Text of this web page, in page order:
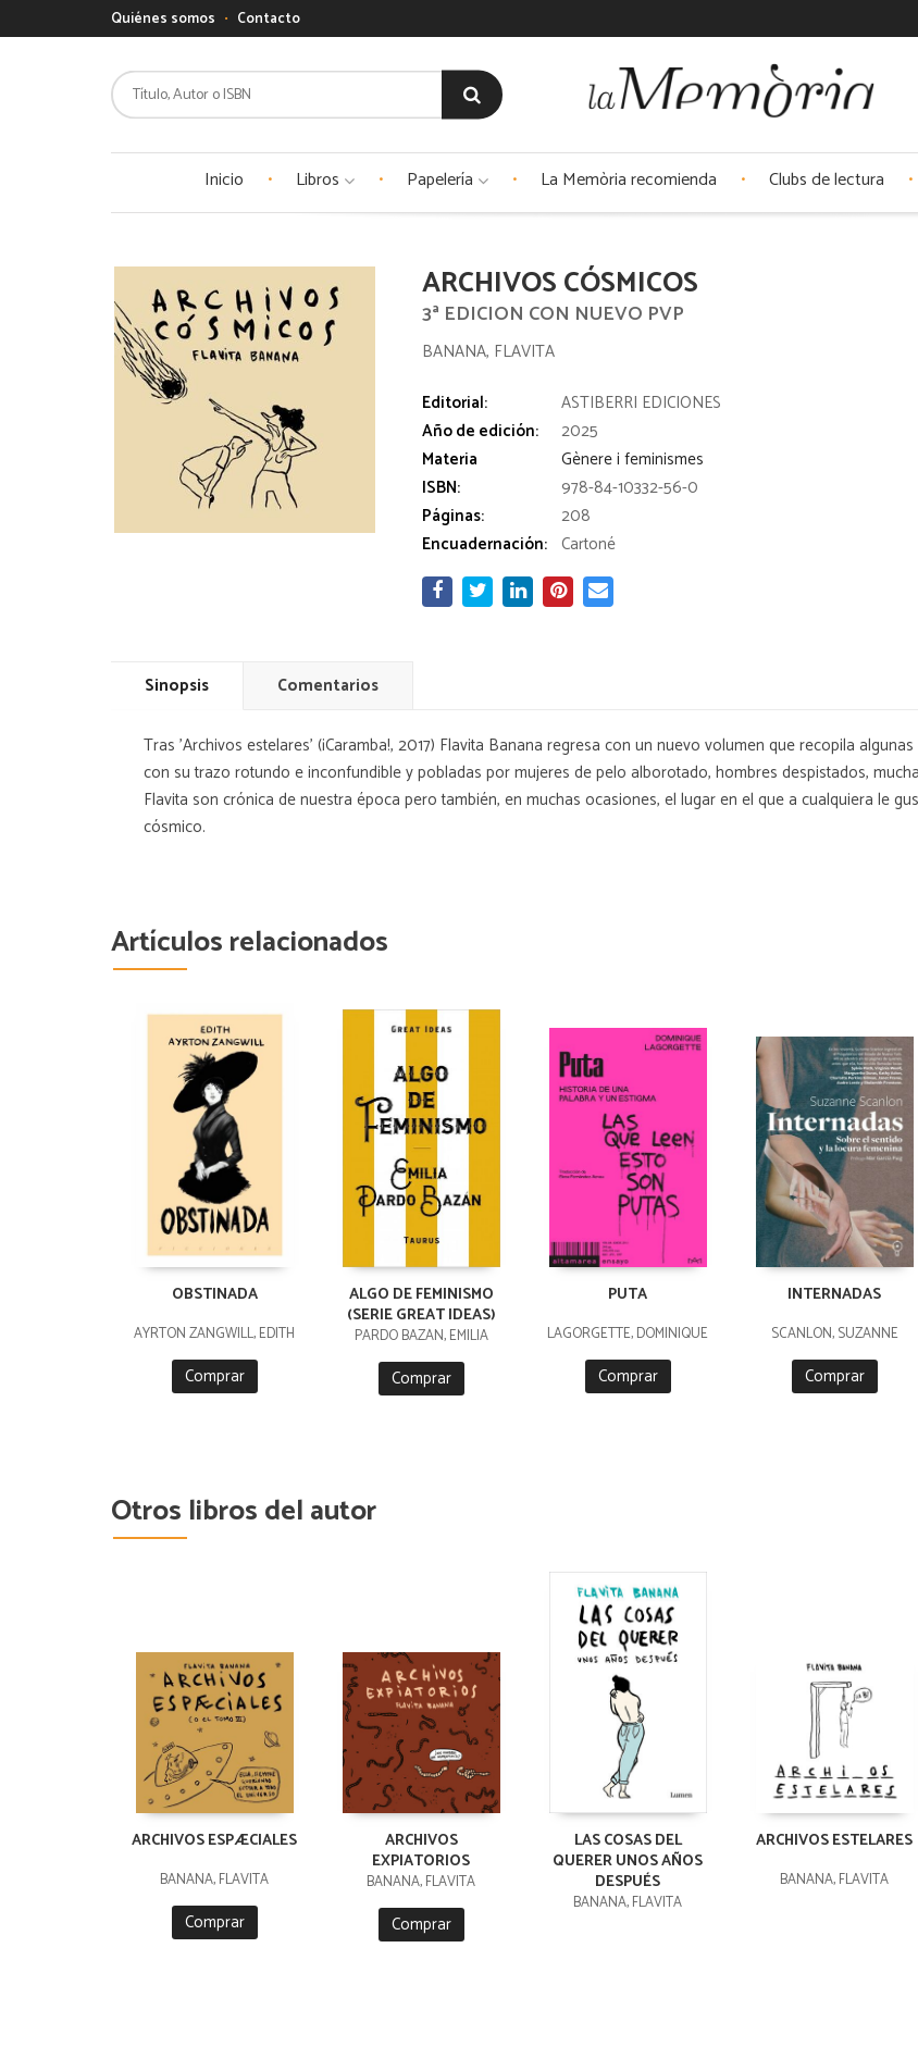
Quiénes somos Contacto
Inicio Libros Papelería La Memòria recomienda Clubs de lectura
ARCHIVOS CÓSMICOS
3ª EDICION CON NUEVO PVP
BANANA, FLAVITA
Editorial:
ASTIBERRI EDICIONES
Año de edición:
2025
Materia
Gènere i feminismes
ISBN:
978-84-10332-56-0
Páginas:
208
Encuadernación: Cartoné
Sinopsis Comentarios
Tras 'Archivos estelares' (¡Caramba!, 2017) Flavita Banana regresa con un nuevo volumen que recopila
con su trazo rotundo e inconfundible y pobladas por mujeres de pelo alborotado, hombres despistados,
Flavita son crónica de nuestra época pero también, en muchas ocasiones, el lugar en el que a cualquiera le
cósmico.
Artículos relacionados
OBSTINADA
AYRTON ZANGWILL, EDITH
Comprar
ALGO DE FEMINISMO
(SERIE GREAT IDEAS)
PARDO BAZÁN, EMILIA
Comprar
PUTA
LAGORGETTE, DOMINIQUE
Comprar
INTERNADAS
SCANLON, SUZANNE
Comprar
Otros libros del autor
ARCHIVOS ESPÆCIALES
BANANA, FLAVITA
Comprar
ARCHIVOS
EXPIATORIOS
BANANA, FLAVITA
Comprar
LAS COSAS DEL
QUERER UNOS AÑOS
DESPUÉS
BANANA, FLAVITA
ARCHIVOS ESTELARES
BANANA, FLAVITA